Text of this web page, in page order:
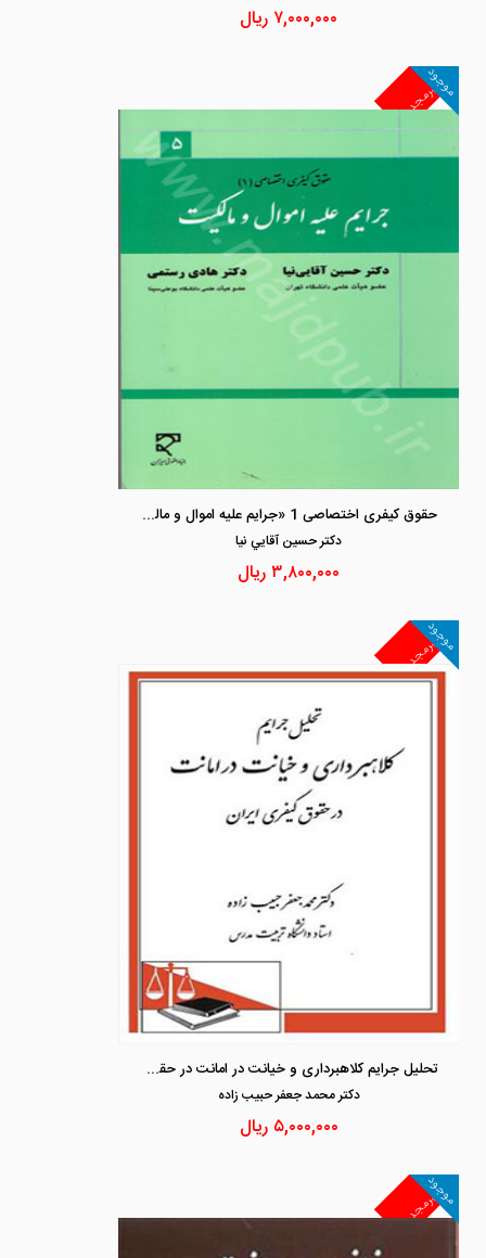
۷,۰۰۰,۰۰۰ ریال
غیرمجد
موجود
حقوق کیفری اختصاصی 1 «جرایم علیه اموال و مالکیت »
دكتر حسين آقايي نيا
۳,۸۰۰,۰۰۰ریال
غیرمجد
موجود
تحلیل جرایم کلاهبرداری و خیانت در امانت در حقوق کیفری ایران
دكتر محمد جعفر حبيب زاده
۵,۰۰۰,۰۰۰ ریال
غیرمجد
موجود